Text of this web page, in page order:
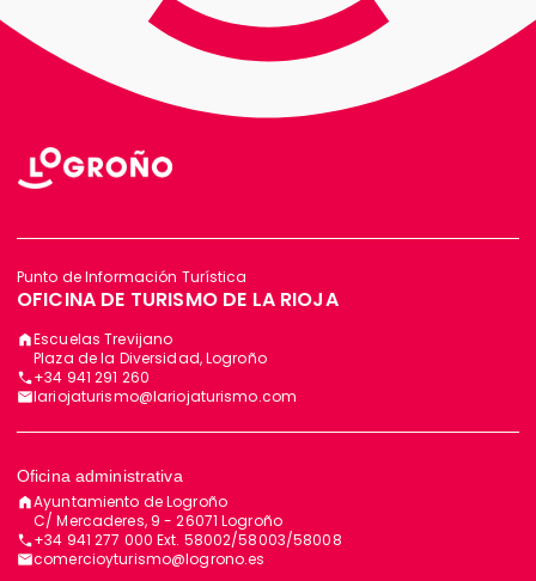
Punto de Información Turística
OFICINA DE TURISMO DE LA RIOJA
Escuelas Trevijano
Plaza de la Diversidad, Logroño
+34 941 291 260
lariojaturismo@lariojaturismo.com
Oficina administrativa
Ayuntamiento de Logroño
C/ Mercaderes, 9 - 26071 Logroño
+34 941 277 000 Ext. 58002/58003/58008
comercioyturismo@logrono.es